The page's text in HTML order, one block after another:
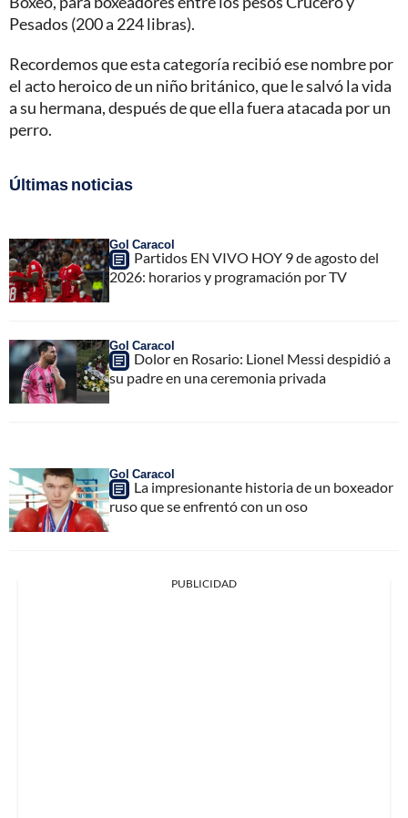
Pesados (200 a 224 libras).
Recordemos que esta categoría recibió ese nombre por
el acto heroico de un niño británico, que le salvó la vida
a su hermana, después de que ella fuera atacada por un
perro.
Últimas noticias
Gol Caracol
Partidos EN VIVO HOY 9 de agosto del
2026: horarios y programación por TV
Gol Caracol
Dolor en Rosario: Lionel Messi despidió a
su padre en una ceremonia privada
Gol Caracol
La impresionante historia de un boxeador
ruso que se enfrentó con un oso
PUBLICIDAD